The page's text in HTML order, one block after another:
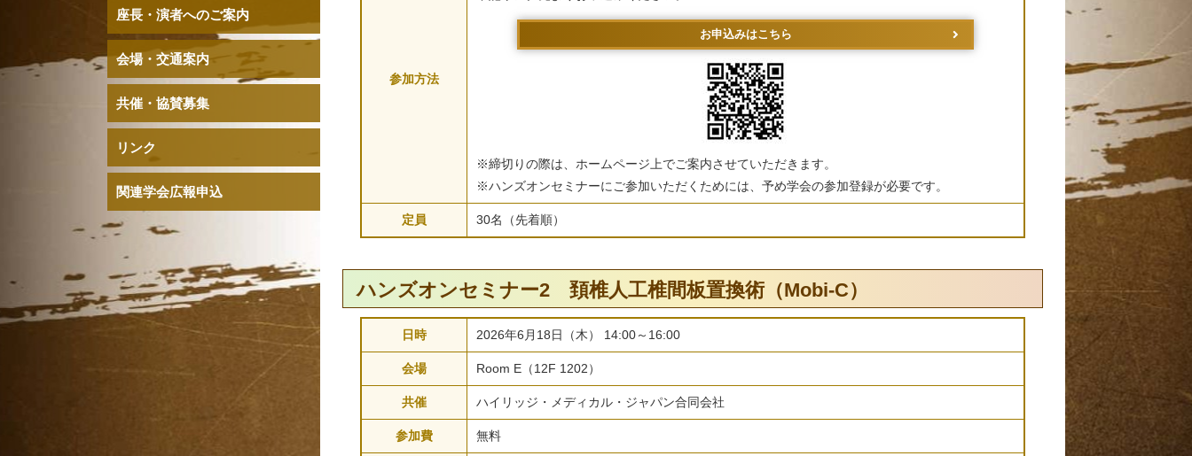
座長・演者へのご案内
会場・交通案内
共催・協賛募集
リンク
関連学会広報申込
参加方法
お申込みはこちら
※締切りの際は、ホームページ上でご案内させていただきます。
※ハンズオンセミナーにご参加いただくためには、予め学会の参加登録が必要です。
定員 30名（先着順）
ハンズオンセミナー2 頚椎人工椎間板置換術（Mobi-C）
日時 2026年6月18日（木） 14:00～16:00
会場 Room E（12F 1202）
共催 ハイリッジ・メディカル・ジャパン合同会社
参加費 無料